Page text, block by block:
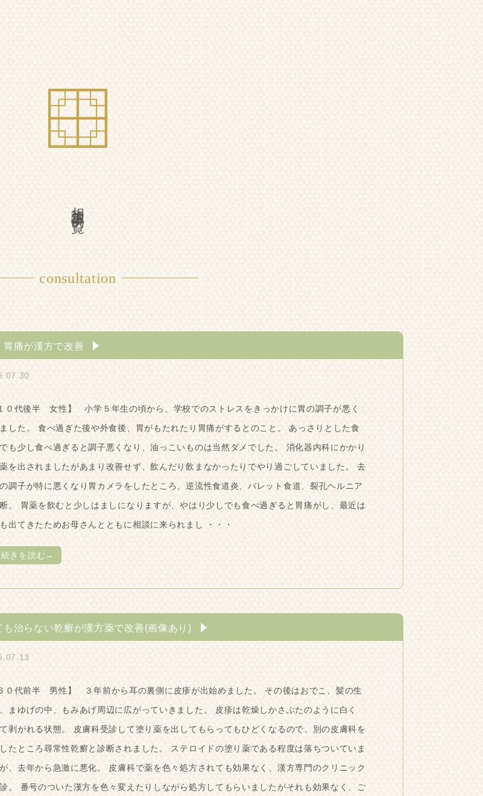
相談事例一覧
consultation
胃痛が漢方で改善
０代後半 女性】 小学５年生の頃から、学校でのストレスをきっかけに胃の調子が悪く
した。 食べ過ぎた後や外食後、胃がもたれたり胃痛がするとのこと。 あっさりとした食
も少し食べ過ぎると調子悪くなり、油っこいものは当然ダメでした。 消化器内科にかかり
を出されましたがあまり改善せず、飲んだり飲まなかったりでやり過ごしていました。 去
調子が特に悪くなり胃カメラをしたところ、逆流性食道炎、バレット食道、裂孔ヘルニア
。 胃薬を飲むと少しはましになりますが、やはり少しでも食べ過ぎると胃痛がし、最近は
出てきたためお母さんとともに相談に来られまし ・・・
続きを読む→
も治らない乾癬が漢方薬で改善(画像あり)
０代前半 男性】 ３年前から耳の裏側に皮疹が出始めました。 その後はおでこ、髪の生
まゆげの中、もみあげ周辺に広がっていきました。 皮疹は乾燥しかさぶたのように白く
剥がれる状態。 皮膚科受診して塗り薬を出してもらってもひどくなるので、別の皮膚科を
たところ尋常性乾癬と診断されました。 ステロイドの塗り薬である程度は落ちついていま
、去年から急激に悪化。 皮膚科で薬を色々処方されても効果なく、漢方専門のクリニック
。 番号のついた漢方を色々変えたりしながら処方してもらいましたがそれも効果なく、ご